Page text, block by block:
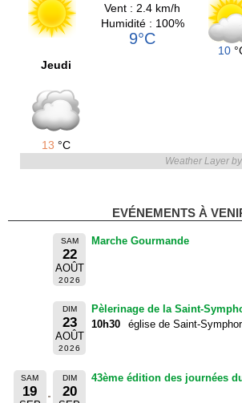
Vent : 2.4 km/h
Humidité : 100%
9°C
10
Jeudi
13 °C
Weather Layer
EVÉNEMENTS À
SAM
22
AOÛT
2026
Marche Gourmande
DIM
23
AOÛT
2026
Pèlerinage de la Saint-
10h30
église de Saint-
SAM
19
DIM
20
43ème édition des journées